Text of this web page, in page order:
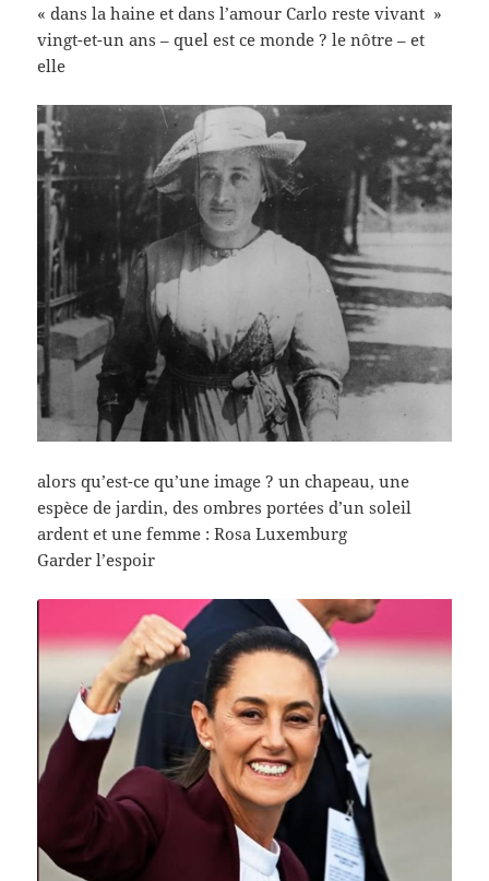
« dans la haine et dans l’amour Carlo reste vivant »
vingt-et-un ans – quel est ce monde ? le nôtre – et
elle
alors qu’est-ce qu’une image ? un chapeau, une
espèce de jardin, des ombres portées d’un soleil
ardent et une femme : Rosa Luxemburg
Garder l’espoir